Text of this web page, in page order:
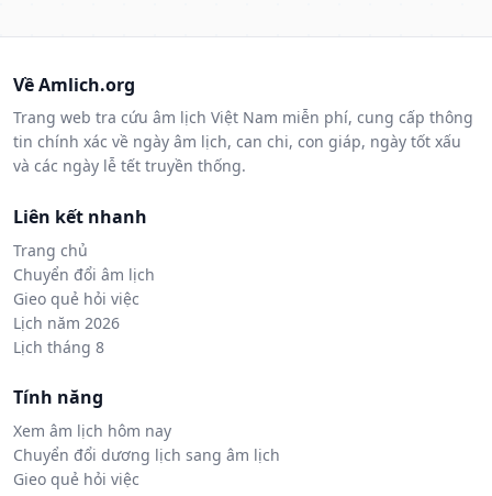
Về Amlich.org
Trang web tra cứu âm lịch Việt Nam miễn phí, cung cấp thông
tin chính xác về ngày âm lịch, can chi, con giáp, ngày tốt xấu
và các ngày lễ tết truyền thống.
Liên kết nhanh
Trang chủ
Chuyển đổi âm lịch
Gieo quẻ hỏi việc
Lịch năm 2026
Lịch tháng 8
Tính năng
Xem âm lịch hôm nay
Chuyển đổi dương lịch sang âm lịch
Gieo quẻ hỏi việc